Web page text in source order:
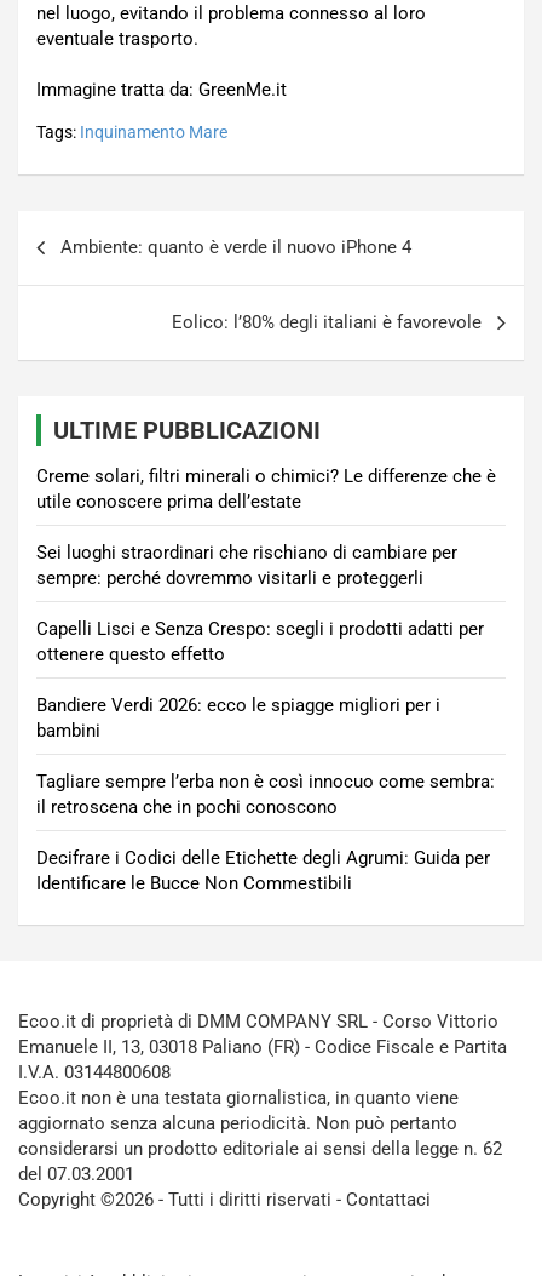
nel luogo, evitando il problema connesso al loro
eventuale trasporto.
Immagine tratta da: GreenMe.it
Tags: Inquinamento Mare
Ambiente: quanto è verde il nuovo iPhone 4
Eolico: l’80% degli italiani è favorevole
ULTIME PUBBLICAZIONI
Creme solari, filtri minerali o chimici? Le differenze che è
utile conoscere prima dell’estate
Sei luoghi straordinari che rischiano di cambiare per
sempre: perché dovremmo visitarli e proteggerli
Capelli Lisci e Senza Crespo: scegli i prodotti adatti per
ottenere questo effetto
Bandiere Verdi 2026: ecco le spiagge migliori per i
bambini
Tagliare sempre l’erba non è così innocuo come sembra:
il retroscena che in pochi conoscono
Decifrare i Codici delle Etichette degli Agrumi: Guida per
Identificare le Bucce Non Commestibili
Ecoo.it di proprietà di DMM COMPANY SRL - Corso Vittorio
Emanuele II, 13, 03018 Paliano (FR) - Codice Fiscale e Partita
I.V.A. 03144800608
Ecoo.it non è una testata giornalistica, in quanto viene
aggiornato senza alcuna periodicità. Non può pertanto
considerarsi un prodotto editoriale ai sensi della legge n. 62
del 07.03.2001
Copyright ©2026 - Tutti i diritti riservati - Contattaci